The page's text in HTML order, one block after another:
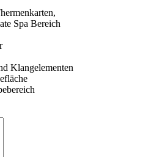
Spa Bereich
Klangelementen